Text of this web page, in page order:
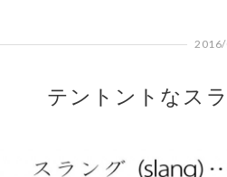
テントントなス